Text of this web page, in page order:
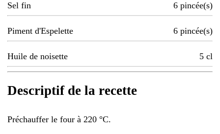
Sel fin 6 pincée(s)
Piment d'Espelette 6 pincée(s)
Huile de noisette 5 cl
Descriptif de la recette
Préchauffer le four à 220 °C.